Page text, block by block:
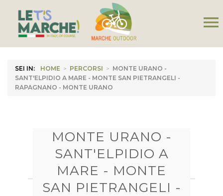
menu
SEI IN: HOME > PERCORSI > MONTE URANO -
SANT'ELPIDIO A MARE - MONTE SAN PIETRANGELI -
RAPAGNANO - MONTE URANO
MONTE URANO -
SANT'ELPIDIO A
MARE - MONTE
SAN PIETRANGELI -